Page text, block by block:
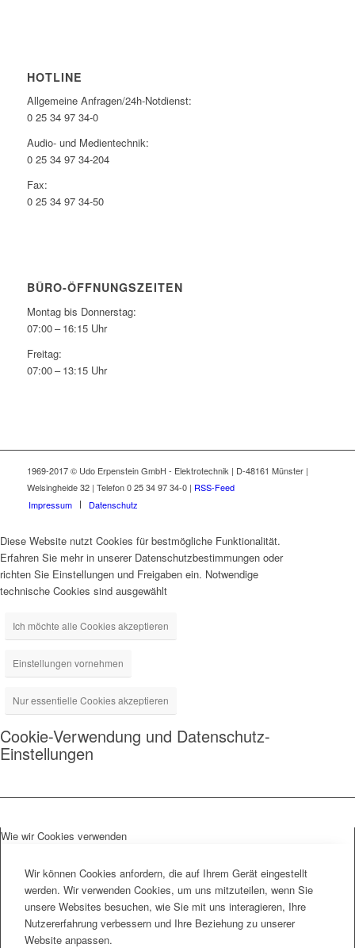
HOTLINE
Allgemeine Anfragen/24h-Notdienst:
0 25 34 97 34-0
Audio- und Medientechnik:
0 25 34 97 34-204
Fax:
0 25 34 97 34-50
BÜRO-ÖFFNUNGSZEITEN
Montag bis Donnerstag:
07:00 – 16:15 Uhr
Freitag:
07:00 – 13:15 Uhr
1969-2017 © Udo Erpenstein GmbH - Elektrotechnik | D-48161 Münster |
Welsingheide 32 | Telefon 0 25 34 97 34-0 | RSS-Feed
Impressum
Datenschutz
Diese Website nutzt Cookies für bestmögliche Funktionalität.
Erfahren Sie mehr in unserer Datenschutzbestimmungen oder
richten Sie Einstellungen und Freigaben ein. Notwendige
technische Cookies sind ausgewählt
Ich möchte alle Cookies akzeptieren
Einstellungen vornehmen
Nur essentielle Cookies akzeptieren
Cookie-Verwendung und Datenschutz-
Einstellungen
Wie wir Cookies verwenden
Wir können Cookies anfordern, die auf Ihrem Gerät eingestellt
werden. Wir verwenden Cookies, um uns mitzuteilen, wenn Sie
unsere Websites besuchen, wie Sie mit uns interagieren, Ihre
Nutzererfahrung verbessern und Ihre Beziehung zu unserer
Website anpassen.